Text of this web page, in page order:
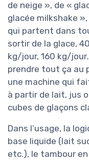
de neige », de «
glacée milkshake
qui partent dans
sortir de la glace,
kg/jour, 160 kg/
prendre tout ça au
une machine qui
à partir de lait, jus
cubes de glaçons
Dans l’usage, la
base liquide (lait
etc.), le tambour